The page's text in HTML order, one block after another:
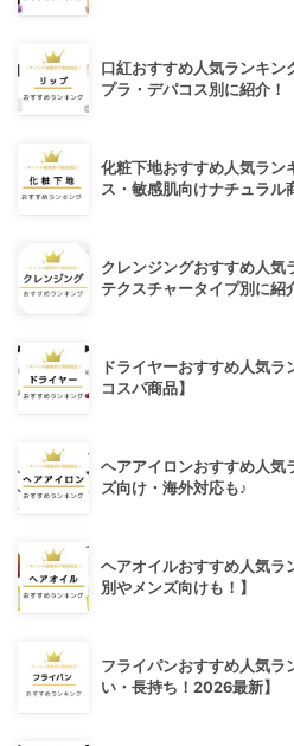
口紅おすすめ人気ランキ
プラ・デパコス別に紹介！
化粧下地おすすめ人気ラン
ス・敏感肌向けナチュラル
クレンジングおすすめ人気
テクスチャータイプ別に紹
ドライヤーおすすめ人気ラ
コスパ商品】
ヘアアイロンおすすめ人気
ズ向け・海外対応も♪
ヘアオイルおすすめ人気ラ
別やメンズ向けも！】
フライパンおすすめ人気
い・長持ち！2026最新】